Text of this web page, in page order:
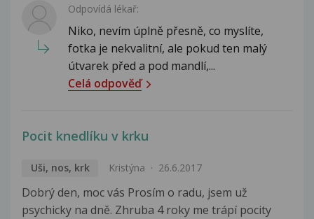
Odpovídá lékař:
Niko, nevím úplně přesně, co myslíte,
fotka je nekvalitní, ale pokud ten malý
útvarek před a pod mandlí,...
Celá odpověď
Pocit knedlíku v krku
Uši, nos, krk Kristýna 26.6.2017
Dobrý den, moc vás Prosím o radu, jsem už
psychicky na dně. Zhruba 4 roky me trápí pocity